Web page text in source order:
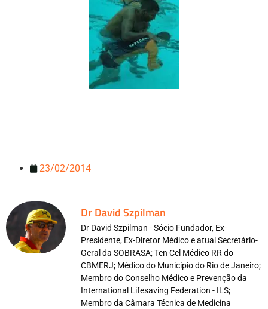
23/02/2014
Dr David Szpilman
Dr David Szpilman - Sócio Fundador, Ex-
Presidente, Ex-Diretor Médico e atual Secretário-
Geral da SOBRASA; Ten Cel Médico RR do
CBMERJ; Médico do Município do Rio de Janeiro;
Membro do Conselho Médico e Prevenção da
International Lifesaving Federation - ILS;
Membro da Câmara Técnica de Medicina